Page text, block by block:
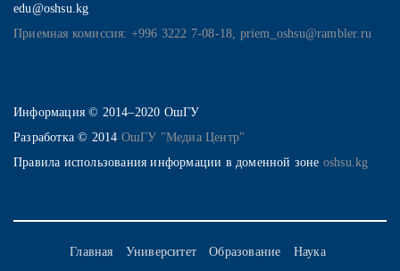
edu@oshsu.kg
Приемная комиссия: +996 3222 7-08-18, priem_oshsu@rambler.ru
Информация © 2014–2020 ОшГУ
Разработка © 2014 ОшГУ "Медиа Центр"
Правила использования информации в доменной зоне oshsu.kg
Главная Университет Образование
Наука